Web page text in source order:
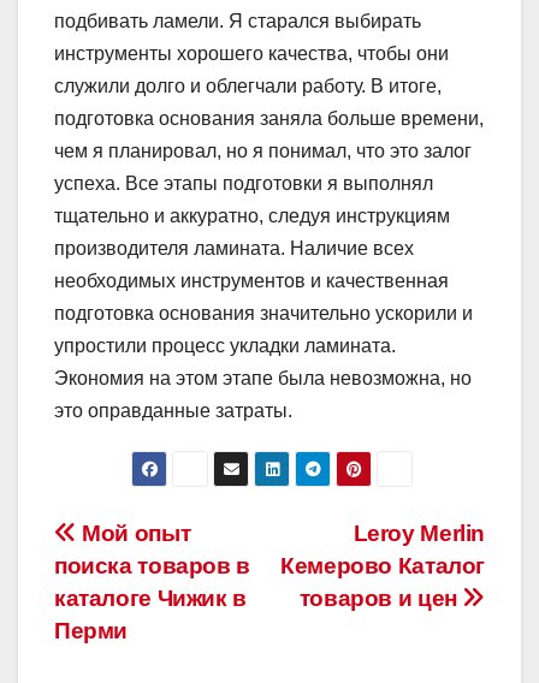
подбивать ламели. Я старался выбирать
инструменты хорошего качества, чтобы они
служили долго и облегчали работу. В итоге,
подготовка основания заняла больше времени,
чем я планировал, но я понимал, что это залог
успеха. Все этапы подготовки я выполнял
тщательно и аккуратно, следуя инструкциям
производителя ламината. Наличие всех
необходимых инструментов и качественная
подготовка основания значительно ускорили и
упростили процесс укладки ламината.
Экономия на этом этапе была невозможна, но
это оправданные затраты.
Навигация
по
записям
Leroy Merlin
Кемерово Каталог
товаров и цен
Мой опыт
поиска товаров в
каталоге Чижик в
Перми